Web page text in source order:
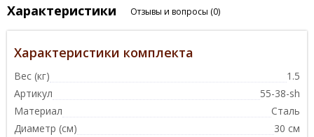
Характеристики Отзывы и вопросы (0)
Характеристики комплекта
Вес (кг)
1.5
Артикул
55-38-sh
Материал
Сталь
Диаметр (см)
30 см